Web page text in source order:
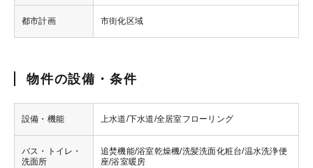
都市計画 市街化区域
物件の設備・条件
設備・機能 上水道/下水道/全居室フローリング
バス・トイレ・
洗面所
追焚機能/浴室乾燥機/洗髪洗面化粧台/温水洗浄便
座/浴室暖房